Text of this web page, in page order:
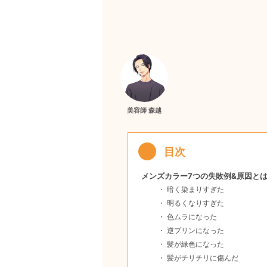
美容師 森越
メンズカラー7つの失敗例&原因と
暗く染まりすぎた
明るくなりすぎた
色ムラになった
逆プリンになった
髪が緑色になった
髪がチリチリに傷んだ